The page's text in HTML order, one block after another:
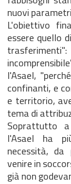
nuovi
L'obiettivo
essere quello
l'Asael,
confinanti, e
e territorio,
tema di
Soprattutto a
l'Asael ha
necessità,
venire in
già non